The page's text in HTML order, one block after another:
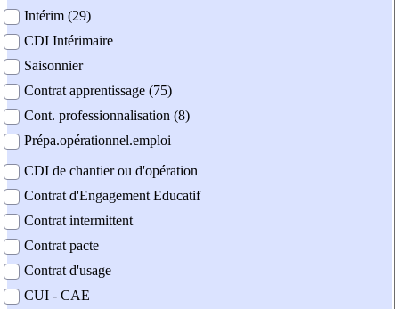
Intérim (29)
CDI Intérimaire
Saisonnier
Contrat apprentissage (75)
Cont. professionnalisation (8)
Prépa.opérationnel.emploi
CDI de chantier ou d'opération
Contrat d'Engagement Educatif
Contrat intermittent
Contrat pacte
Contrat d'usage
CUI - CAE